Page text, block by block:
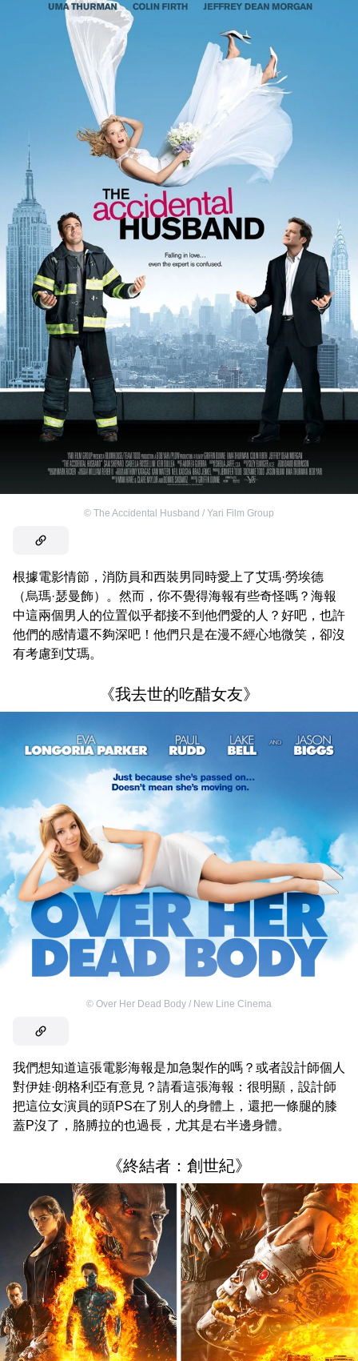
© The Accidental Husband / Yari Film Group
根據電影情節，消防員和西裝男同時愛上了艾瑪·勞埃德
（烏瑪·瑟曼飾）。然而，你不覺得海報有些奇怪嗎？海報
中這兩個男人的位置似乎都接不到他們愛的人？好吧，也許
他們的感情還不夠深吧！他們只是在漫不經心地微笑，卻沒
有考慮到艾瑪。
《我去世的吃醋女友》
© Over Her Dead Body / New Line Cinema
我們想知道這張電影海報是加急製作的嗎？或者設計師個人
對伊娃·朗格利亞有意見？請看這張海報：很明顯，設計師
把這位女演員的頭PS在了別人的身體上，還把一條腿的膝
蓋P沒了，胳膊拉的也過長，尤其是右半邊身體。
《終結者：創世紀》